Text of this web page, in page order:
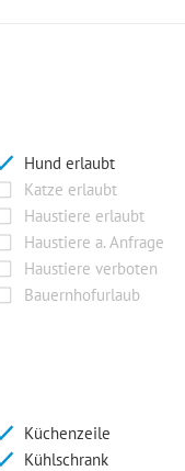
Hund erlaubt
Katze erlaubt
Haustiere erlaubt
Haustiere a. Anfrage
Haustiere verboten
Bauernhofurlaub
Küchenzeile
Kühlschrank